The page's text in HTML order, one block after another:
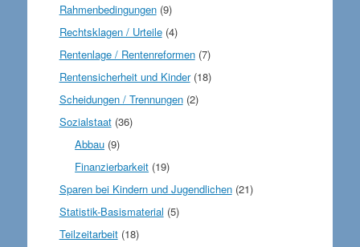
Rahmenbedingungen(9)
Rechtsklagen / Urteile(4)
Rentenlage / Rentenreformen(7)
Rentensicherheit und Kinder(18)
Scheidungen / Trennungen(2)
Sozialstaat(36)
Abbau (9)
Finanzierbarkeit (19)
Sparen bei Kindern und Jugendlichen(21)
Statistik-Basismaterial (5)
Teilzeitarbeit(18)